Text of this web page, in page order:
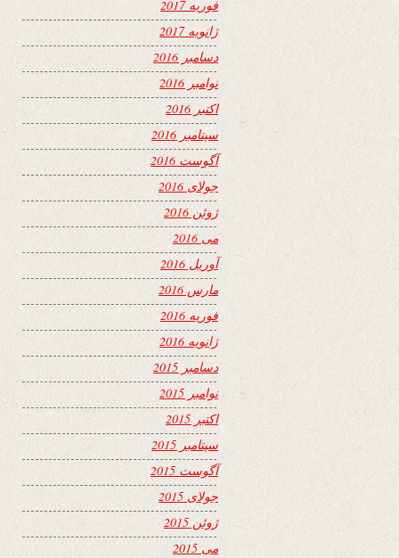
فوریه 2017
ژانویه 2017
دسامبر 2016
نوامبر 2016
اکتبر 2016
سپتامبر 2016
آگوست 2016
جولای 2016
ژوئن 2016
می 2016
آوریل 2016
مارس 2016
فوریه 2016
ژانویه 2016
دسامبر 2015
نوامبر 2015
اکتبر 2015
سپتامبر 2015
آگوست 2015
جولای 2015
ژوئن 2015
می 2015